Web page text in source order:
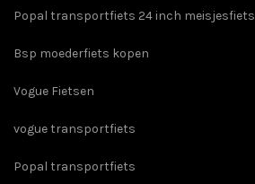
Popal transportfiets 24 inch meisjesfiets
Bsp moederfiets kopen
Vogue Fietsen
vogue transportfiets
Popal transportfiets